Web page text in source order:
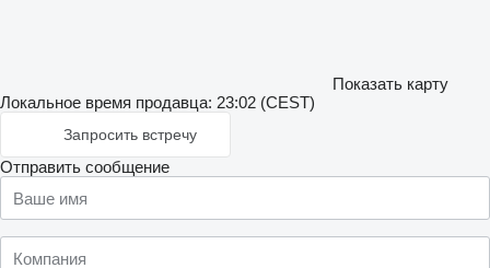
Показать карту
Локальное время продавца: 23:02 (CEST)
Запросить встречу
Отправить сообщение